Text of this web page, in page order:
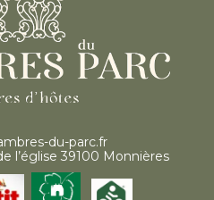
du-parc.fr
l’église 39100 Monnières